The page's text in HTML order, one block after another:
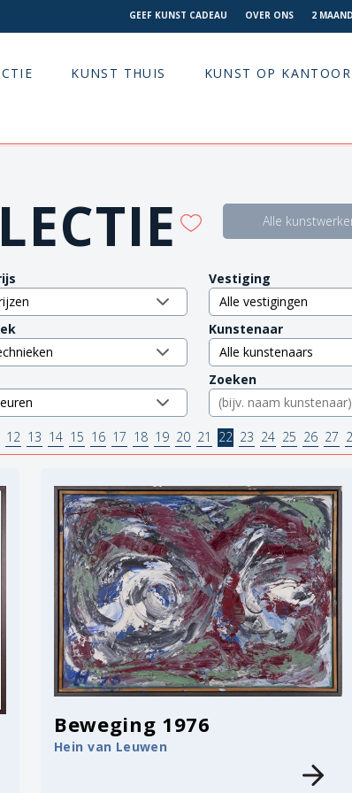
GEEF KUNST CADEAU OVER ONS 2
KUNST THUIS KUNST OP KANTOOR
Alle
Vestiging
Kunstenaar
Zoeken
12 13 14 15 16 17 18 19 20 21 22 23 24 25 26 27
Beweging 1976
Hein van Leuwen